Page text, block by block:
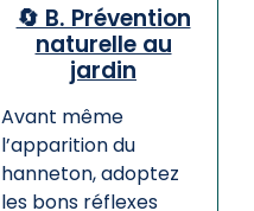
🔄 B. Prévention
naturelle au
jardin
Avant même
l’apparition du
hanneton, adoptez
les bons réflexes